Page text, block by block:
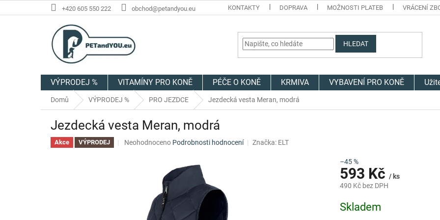
na
+420 605 550 222 obchod@petandyou.eu KONTAKTY DOPRAVA MOŽNOSTI PLATEB VRÁCENÍ
HLEDAT
VÝPRODEJ % VITAMÍNY PRO KONĚ PÉČE O KONĚ KRMIVA VYBAVENÍ PRO KONĚ
Domů VÝPRODEJ % PRO JEZDCE Jezdecká vesta Meran, modrá
Jezdecká vesta Meran, modrá
Akce VÝPRODEJ
Průměrné
hvězdiček.
Neohodnoceno Podrobnosti hodnocení Značka: ELT
–45 %
593 Kč / ks
490 Kč bez DPH
cena:
Skladem